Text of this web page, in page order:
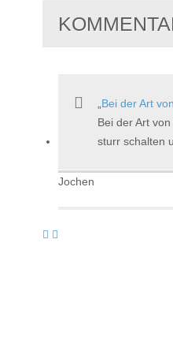
Bei der Art
Bei der Art
sturr schalten
Jochen